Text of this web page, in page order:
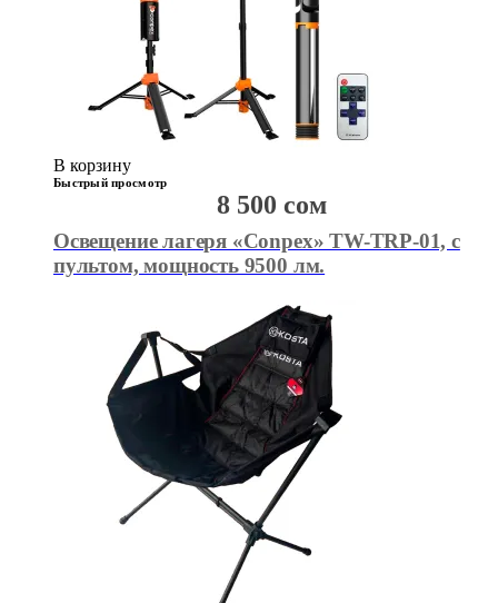
В корзину
Быстрый просмотр
Освещение лагеря «Conpex» TW-TRP-01, с
пультом, мощность 9500 лм.
8 500 сом